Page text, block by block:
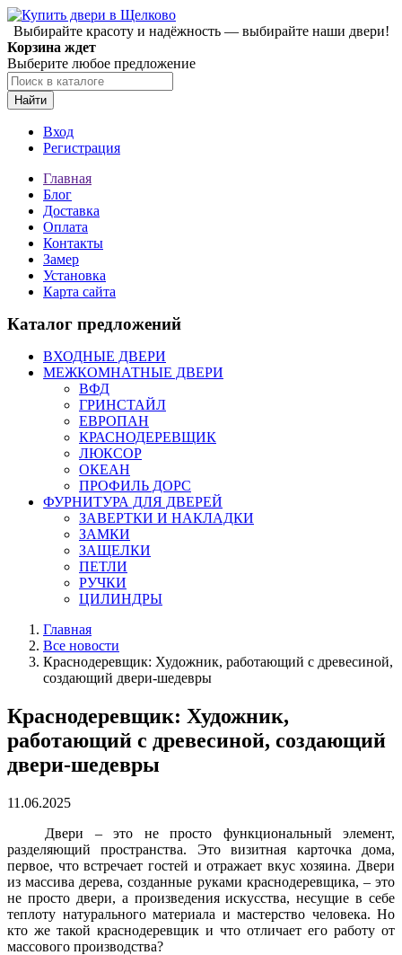
Выбирайте красоту и надёжность — выбирайте наши двери!
Корзина ждет
Выберите любое предложение
Найти
Вход
Регистрация
Главная
Блог
Доставка
Оплата
Контакты
Замер
Установка
Карта сайта
Каталог предложений
ВХОДНЫЕ ДВЕРИ
МЕЖКОМНАТНЫЕ ДВЕРИ
ВФД
ГРИНСТАЙЛ
ЕВРОПАН
КРАСНОДЕРЕВЩИК
ЛЮКСОР
ОКЕАН
ПРОФИЛЬ ДОРС
ФУРНИТУРА ДЛЯ ДВЕРЕЙ
ЗАВЕРТКИ И НАКЛАДКИ
ЗАМКИ
ЗАЩЕЛКИ
ПЕТЛИ
РУЧКИ
ЦИЛИНДРЫ
Главная
Все новости
Краснодеревщик: Художник, работающий с древесиной,
создающий двери-шедевры
Краснодеревщик: Художник,
работающий с древесиной, создающий
двери-шедевры
11.06.2025
Двери – это не просто функциональный элемент,
разделяющий пространства. Это визитная карточка дома,
первое, что встречает гостей и отражает вкус хозяина. Двери
из массива дерева, созданные руками краснодеревщика, – это
не просто двери, а произведения искусства, несущие в себе
теплоту натурального материала и мастерство человека. Но
кто же такой краснодеревщик и что отличает его работу от
массового производства?